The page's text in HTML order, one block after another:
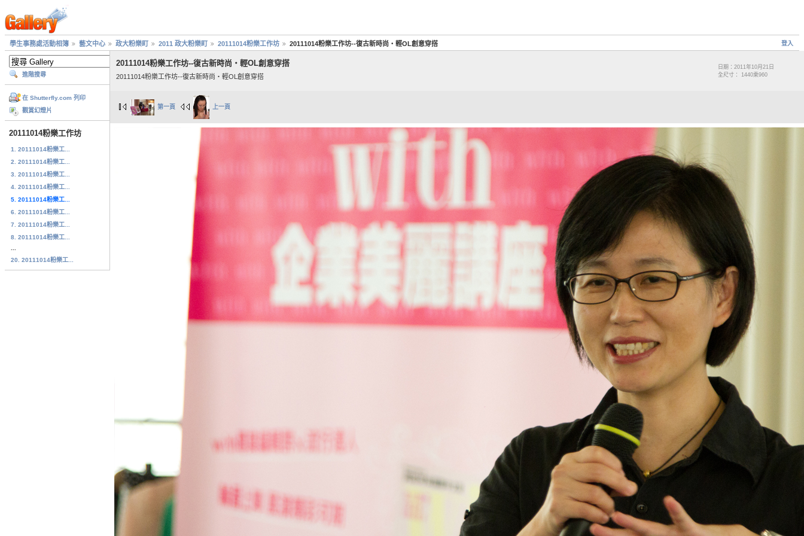
登入
學生事務處活動相簿 藝文中心 政大粉樂町 2011 政大粉樂町 20111014粉樂工作坊 20111014粉樂工作坊--復古新時尚‧輕OL創意穿搭
進階搜尋
在 Shutterfly.com 列印
觀賞幻燈片
20111014粉樂工作坊
1. 20111014粉樂工...
2. 20111014粉樂工...
3. 20111014粉樂工...
4. 20111014粉樂工...
5. 20111014粉樂工...
6. 20111014粉樂工...
7. 20111014粉樂工...
8. 20111014粉樂工...
20. 20111014粉樂工...
20111014粉樂工作坊--復古新時尚‧輕OL創意穿搭
20111014粉樂工作坊--復古新時尚‧輕OL創意穿搭
日期：2011年10月21日
全尺寸： 1440乘960
第一頁 上一頁